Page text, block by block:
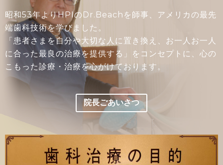
昭和53年よりHPIのDr.Beachを師事、アメリカの最先
端歯科技術を学びました。
「患者さまを自分や大切な人に置き換え、お一人お一人
に合った最良の治療を提供する」をコンセプトに、心の
こもった診療・治療を心がけております。
院長ごあいさつ